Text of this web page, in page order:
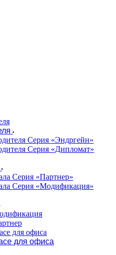
Серия «Эндргейн»
Серия «Дипломат»
Серия «Партнер»
Серия «Модификация»
для офиса